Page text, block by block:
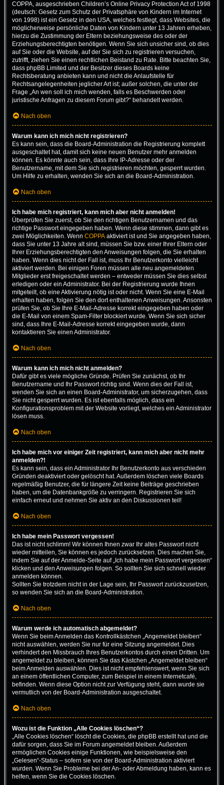
COPPA, ausgeschrieben Children’s Online Privacy Protection Act of 1998
(deutsch: Gesetz zum Schutz der Privatsphäre von Kindern im Internet
von 1998) ist ein Gesetz in den USA, welches festlegt, dass Websites, die
möglicherweise persönliche Daten von Kindern unter 13 Jahren erheben,
hierzu die Zustimmung der Eltern beziehungsweise des oder der
Erziehungsberechtigten benötigen. Wenn Sie sich unsicher sind, ob dies
auf Sie oder die Website, auf der Sie sich zu registrieren versuchen,
zutrifft, ziehen Sie einen rechtlichen Beistand zu Rate. Bitte beachten Sie,
dass phpBB Limited und der Besitzer dieses Boards keine
Rechtsberatung anbieten kann und nicht die Anlaufstelle für
Rechtsangelegenheiten jeglicher Art ist; außer solchen, die unter der
Frage „An wen soll ich mich wenden, falls es Beschwerden oder
juristische Anfragen zu diesem Forum gibt?“ behandelt werden.
Nach oben
Warum kann ich mich nicht registrieren?
Es kann sein, dass die Board-Administration die Registrierung komplett
ausgeschaltet hat, damit sich keine neuen Benutzer mehr anmelden
können. Es könnte auch sein, dass Ihre IP-Adresse oder der
Benutzername, mit dem Sie sich registrieren möchten, gesperrt wurden.
Um Hilfe zu erhalten, wenden Sie sich an die Board-Administration.
Nach oben
Ich habe mich registriert, kann mich aber nicht anmelden!
Überprüfen Sie zuerst, ob Sie den richtigen Benutzernamen und das
richtige Passwort eingegeben haben. Wenn diese stimmen, dann gibt es
zwei Möglichkeiten. Wenn COPPA aktiviert ist und Sie angegeben haben,
dass Sie unter 13 Jahre alt sind, müssen Sie bzw. einer Ihrer Eltern oder
Ihrer Erziehungsberechtigten den Anweisungen folgen, die Sie erhalten
haben. Wenn dies nicht der Fall ist, muss Ihr Benutzerkonto vielleicht
aktiviert werden. Bei einigen Foren müssen alle neu angemeldeten
Mitglieder erst freigeschaltet werden – entweder müssen Sie dies selbst
erledigen oder ein Administrator. Bei der Registrierung wurde Ihnen
mitgeteilt, ob eine Aktivierung nötig ist oder nicht. Wenn Sie eine E-Mail
erhalten haben, folgen Sie den dort enthaltenen Anweisungen. Ansonsten
prüfen Sie, ob Sie Ihre E-Mail-Adresse korrekt eingegeben haben oder
die E-Mail von einem Spam-Filter blockiert wurde. Wenn Sie sich sicher
sind, dass Ihre E-Mail-Adresse korrekt eingegeben wurde, dann
kontaktieren Sie einen Administrator.
Nach oben
Warum kann ich mich nicht anmelden?
Dafür gibt es viele mögliche Gründe. Prüfen Sie zunächst, ob Ihr
Benutzername und Ihr Passwort richtig sind. Wenn dies der Fall ist,
wenden Sie sich an einen Board-Administrator, um sicherzugehen, dass
Sie nicht gesperrt wurden. Es ist ebenfalls möglich, dass ein
Konfigurationsproblem mit der Website vorliegt, welches ein Administrator
lösen muss.
Nach oben
Ich habe mich vor einiger Zeit registriert, kann mich aber nicht mehr
anmelden?!
Es kann sein, dass ein Administrator Ihr Benutzerkonto aus verschieden
Gründen deaktiviert oder gelöscht hat. Außerdem löschen viele Boards
regelmäßig Benutzer, die für längere Zeit keine Beiträge geschrieben
haben, um die Datenbankgröße zu verringern. Registrieren Sie sich
einfach erneut und nehmen Sie aktiv an den Diskussionen teil!
Nach oben
Ich habe mein Passwort vergessen!
Das ist nicht schlimm! Wir können Ihnen zwar Ihr altes Passwort nicht
wieder mitteilen, Sie können es jedoch zurücksetzen. Dies machen Sie,
indem Sie auf der Anmelde-Seite auf „Ich habe mein Passwort vergessen“
klicken und den Anweisungen folgen. So sollten Sie sich schnell wieder
anmelden können.
Sollten Sie trotzdem nicht in der Lage sein, Ihr Passwort zurückzusetzen,
so wenden Sie sich an die Board-Administration.
Nach oben
Warum werde ich automatisch abgemeldet?
Wenn Sie beim Anmelden das Kontrollkästchen „Angemeldet bleiben“
nicht auswählen, werden Sie nur für eine Sitzung angemeldet. Dies
verhindert den Missbrauch Ihres Benutzerkontos durch einen Dritten. Um
angemeldet zu bleiben, können Sie das Kästchen „Angemeldet bleiben“
beim Anmelden auswählen. Dies ist nicht empfehlenswert, wenn Sie sich
an einem öffentlichen Computer, zum Beispiel in einem Internetcafé,
befinden. Wenn diese Option nicht zur Verfügung steht, dann wurde sie
vermutlich von der Board-Administration ausgeschaltet.
Nach oben
Wozu ist die Funktion „Alle Cookies löschen“?
„Alle Cookies löschen“ löscht die Cookies, die phpBB erstellt hat und die
dafür sorgen, dass Sie im Forum angemeldet bleiben. Außerdem
ermöglichen Cookies einige Funktionen, wie beispielsweise den
„Gelesen“-Status – sofern sie von der Board-Administration aktiviert
wurden. Wenn Sie Probleme bei der An- oder Abmeldung haben, kann es
helfen, wenn Sie die Cookies löschen.